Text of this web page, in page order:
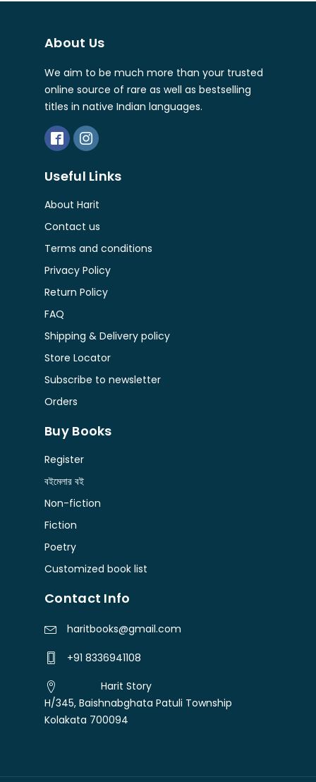
About Us
We aim to be much more than your trusted
online source of rare as well as bestselling
titles in native Indian languages.
Useful Links
About Harit
Contact us
Terms and conditions
Privacy Policy
Return Policy
FAQ
Shipping & Delivery policy
Store Locator
Subscribe to newsletter
Orders
Buy Books
Register
বইমেলার বই
Non-fiction
Fiction
Poetry
Customized book list
Contact Info
haritbooks@gmail.com
+91 8336941108
Harit Story
H/345, Baishnabghata Patuli Township
Kolakata 700094